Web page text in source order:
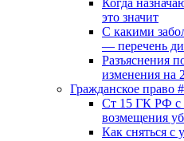
Когда
это значит
С какими
— перечень
Разъяснения
изменения на
Гражданское право
Ст 15 ГК РФ
возмещения
Как сняться с